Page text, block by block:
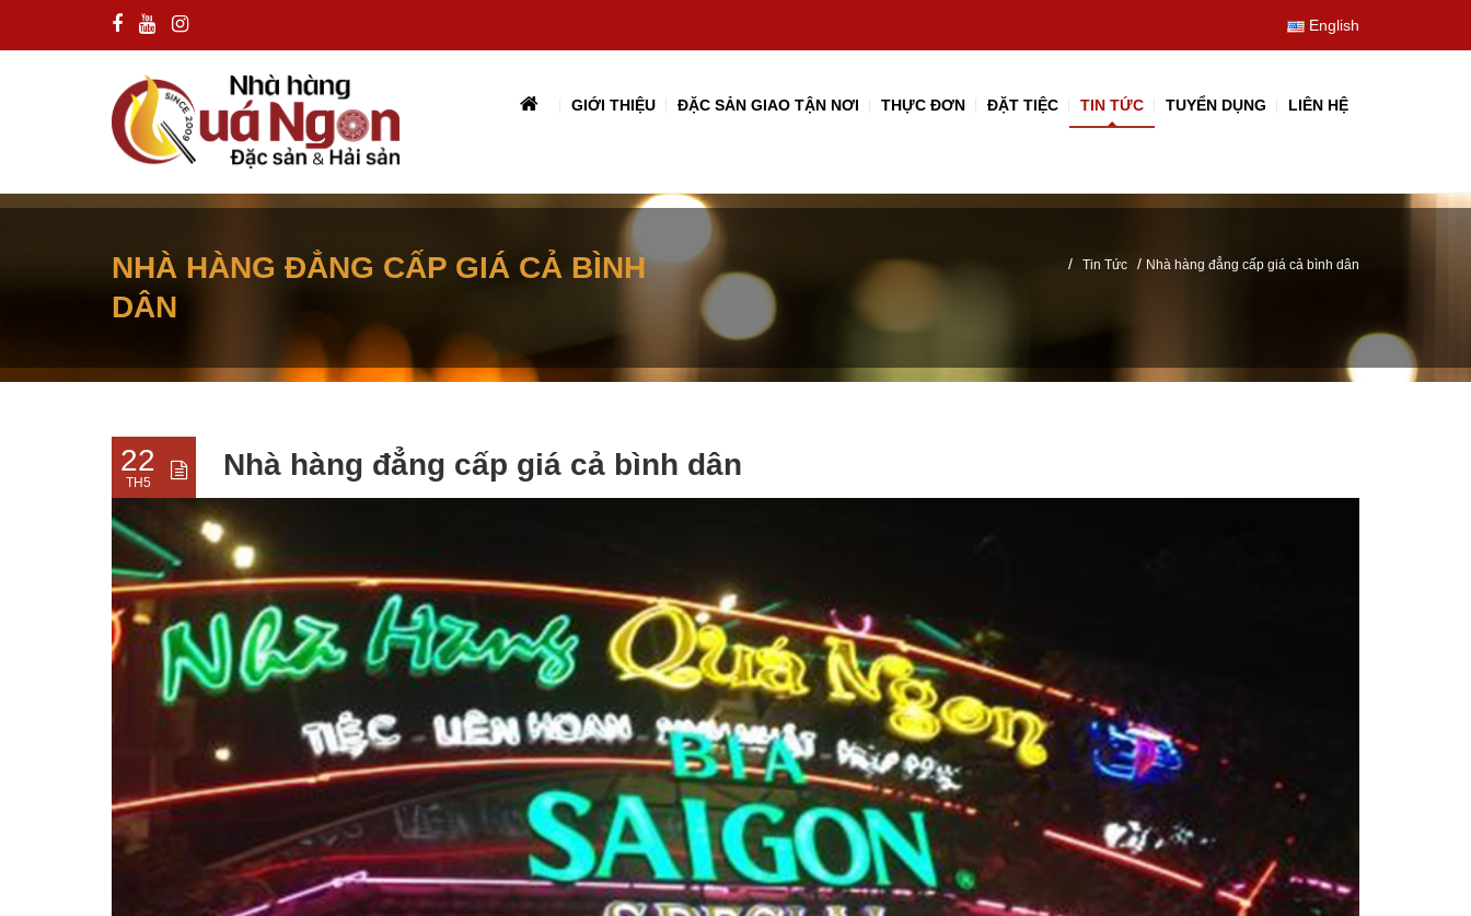
English
GIỚI THIỆU ĐẶC SẢN GIAO TẬN NƠI THỰC ĐƠN ĐẶT TIỆC TIN TỨC TUYỂN DỤNG LIÊN HỆ
NHÀ HÀNG ĐẲNG CẤP GIÁ CẢ BÌNH
DÂN
/ Tin Tức / Nhà hàng đẳng cấp giá cả bình dân
22
TH5
Nhà hàng đẳng cấp giá cả bình dân